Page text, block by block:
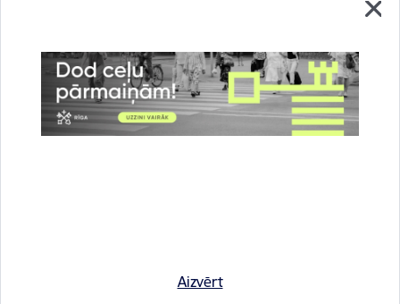
Aizvērt
14.sēde (ārkārtas)
Sēdes darba kārtība: Grozījumi Rīgas domes 2016.
gada 19. aprīļa saistošajos noteikumos Nr. 198 "Par
kārtību, kādā tiek…